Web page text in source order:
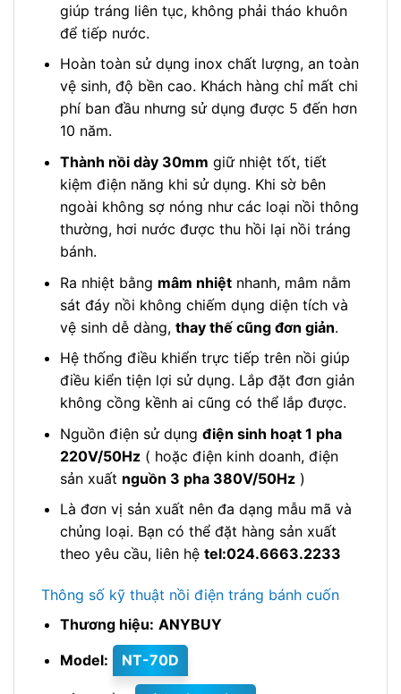
giúp tráng liên tục, không phải tháo khuôn
để tiếp nước.
Hoàn toàn sử dụng inox chất lượng, an toàn
vệ sinh, độ bền cao. Khách hàng chỉ mất chi
phí ban đầu nhưng sử dụng được 5 đến hơn
10 năm.
Thành nồi dày 30mm giữ nhiệt tốt, tiết
kiệm điện năng khi sử dụng. Khi sờ bên
ngoài không sợ nóng như các loại nồi thông
thường, hơi nước được thu hồi lại nồi tráng
bánh.
Ra nhiệt bằng mâm nhiệtnhanh, mâm nằm
sát đáy nồi không chiếm dụng diện tích và
vệ sinh dễ dàng, thay thế cũng đơn giản.
Hệ thống điều khiển trực tiếp trên nồi giúp
điều kiển tiện lợi sử dụng. Lắp đặt đơn giản
không cồng kềnh ai cũng có thể lắp được.
Nguồn điện sử dụng điện sinh hoạt 1 pha
220V/50Hz( hoặc điện kinh doanh, điện
sản xuất nguồn 3 pha 380V/50Hz)
Là đơn vị sản xuất nên đa dạng mẫu mã và
chủng loại. Bạn có thể đặt hàng sản xuất
theo yêu cầu, liên hệ tel:024.6663.2233
Thông số kỹ thuật nồi điện tráng bánh cuốn
Thương hiệu: ANYBUY
Model:
NT-70D